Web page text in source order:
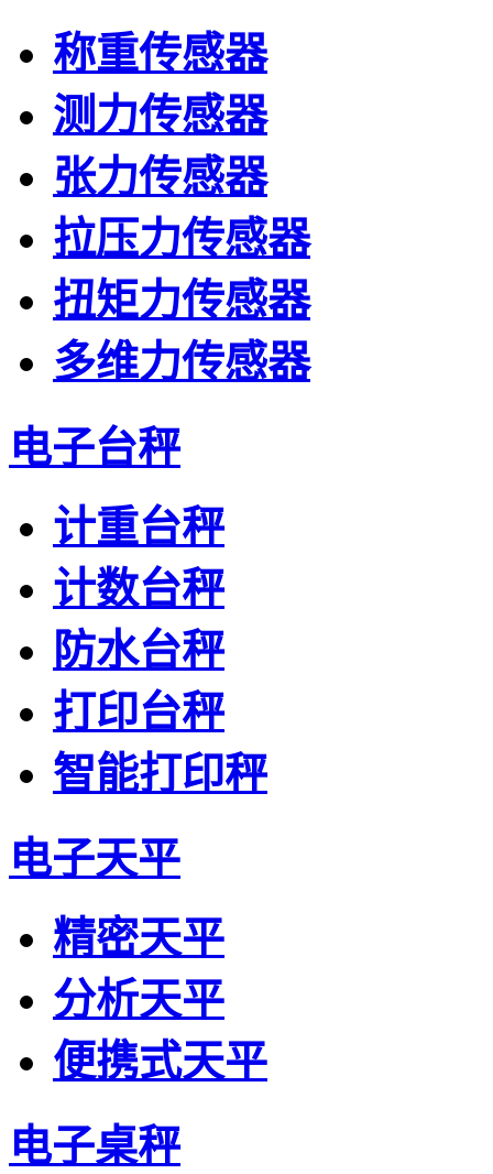
称重传感器
测力传感器
张力传感器
拉压力传感器
扭矩力传感器
多维力传感器
电子台秤
计重台秤
计数台秤
防水台秤
打印台秤
智能打印秤
电子天平
精密天平
分析天平
便携式天平
电子桌秤